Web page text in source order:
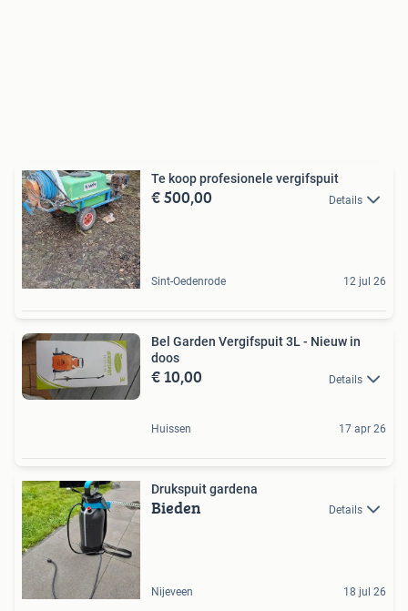
Te koop profesionele vergifspuit
€ 500,00 Details
Sint-Oedenrode 12 jul 26
Bel Garden Vergifspuit 3L - Nieuw in
doos
€ 10,00 Details
Huissen 17 apr 26
Drukspuit gardena
Bieden Details
Nijeveen 18 jul 26